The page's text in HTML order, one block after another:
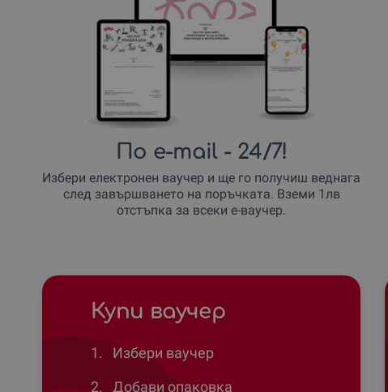
По e-mail- 24/7!
Избери електронен ваучер и ще го получиш веднага
след завършването на поръчката. Вземи 1лв
отстъпка за всеки е-ваучер.
Купи ваучер
1.
Избери ваучер
2.
Добави опаковка